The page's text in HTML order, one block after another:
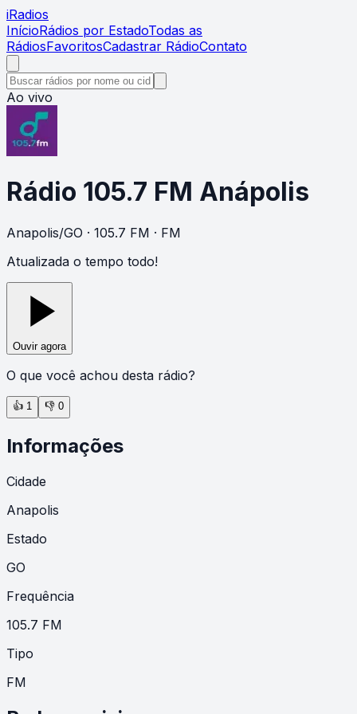
iRadios
InícioRádios por EstadoTodas as
RádiosFavoritosCadastrar RádioContato
Ao vivo
Rádio 105.7 FM Anápolis
Anapolis/GO · 105.7 FM · FM
Atualizada o tempo todo!
Ouvir agora
O que você achou desta rádio?
👍 1 👎 0
Informações
Cidade
Anapolis
Estado
GO
Frequência
105.7 FM
Tipo
FM